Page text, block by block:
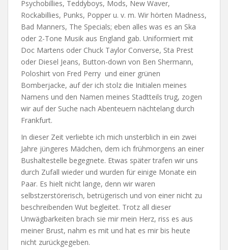
Psychobillies, Teddyboys, Mods, New Waver,
Rockabillies, Punks, Popper u. v. m. Wir hörten Madness,
Bad Manners, The Specials; eben alles was es an Ska
oder 2-Tone Musik aus England gab. Uniformiert mit
Doc Martens oder Chuck Taylor Converse, Sta Prest
oder Diesel Jeans, Button-down von Ben Shermann,
Poloshirt von Fred Perry und einer grünen
Bomberjacke, auf der ich stolz die Initialen meines
Namens und den Namen meines Stadtteils trug, zogen
wir auf der Suche nach Abenteuern nächtelang durch
Frankfurt.
In dieser Zeit verliebte ich mich unsterblich in ein zwei
Jahre jüngeres Mädchen, dem ich frühmorgens an einer
Bushaltestelle begegnete. Etwas später trafen wir uns
durch Zufall wieder und wurden für einige Monate ein
Paar. Es hielt nicht lange, denn wir waren
selbstzerstörerisch, betrügerisch und von einer nicht zu
beschreibenden Wut begleitet. Trotz all dieser
Unwägbarkeiten brach sie mir mein Herz, riss es aus
meiner Brust, nahm es mit und hat es mir bis heute
nicht zurückgegeben.